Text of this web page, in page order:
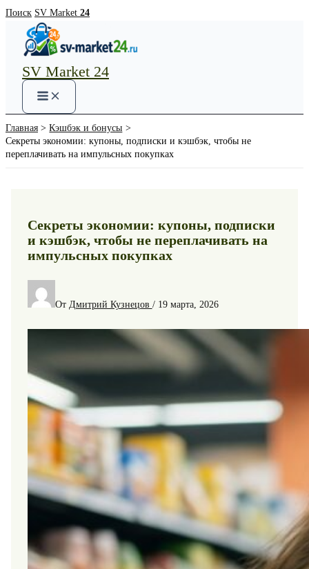
Перейти
содержимому
Поиск SV Market 24
SV Market 24
Main
Menu
Главная
Кэшбэк и бонусы
Секреты экономии: купоны, подписки и кэшбэк, чтобы не
переплачивать на импульсных покупках
Секреты экономии: купоны, подписки
и кэшбэк, чтобы не переплачивать на
импульсных покупках
От Дмитрий Кузнецов / 19 марта, 2026